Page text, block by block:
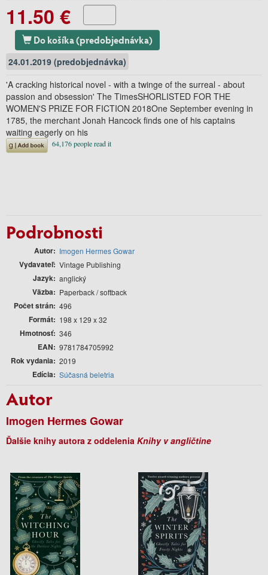
11.50 €
Do košíka (predobjednávka)
24.01.2019 (predobjednávka)
'A cracking historical novel - with a twinge of the surreal - about
passion and obsession' The TimesSHORLISTED FOR THE
WOMEN'S PRIZE FOR FICTION 2018One September evening in
1785, the merchant Jonah Hancock finds one of his captains
waiting eagerly on his
Podrobnosti
Autor Imogen Hermes Gowar
Vydavateľ Vintage Publishing
Jazyk anglický
Väzba Paperback / softback
Počet strán 496
Formát 198 x 129 x 32
Hmotnosť 346
EAN 9781784705992
Rok vydania 2019
Edícia Súčasná beletria
Autor
Imogen Hermes Gowar
Ďalšie knihy autora z oddelenia Knihy v angličtine